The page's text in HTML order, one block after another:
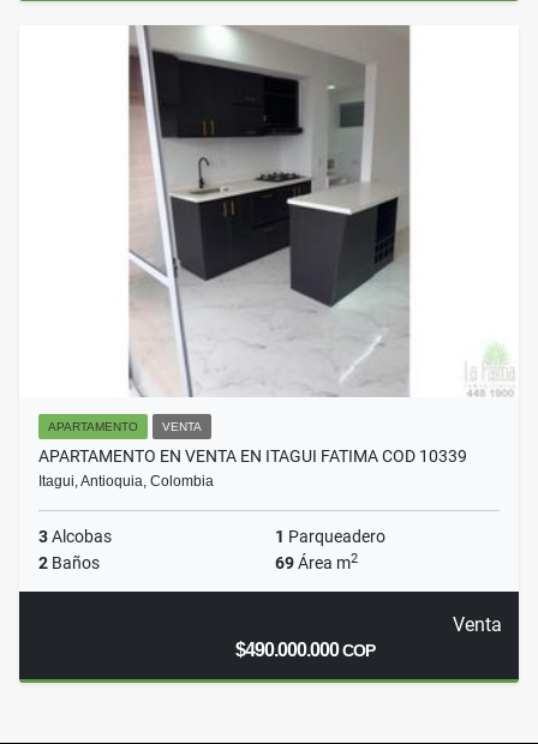
APARTAMENTO VENTA
APARTAMENTO EN VENTA EN ITAGUI FATIMA COD 10339
Itagui, Antioquia, Colombia
3Alcobas 1 Parqueadero
2 Baños 69Área m2
Venta
$490.000.000COP